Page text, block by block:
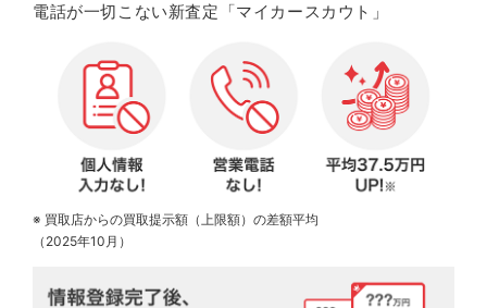
電話が一切こない新査定「マイカースカウト」
※ 買取店からの買取提示額（上限額）の差額平均
（2025年10月）